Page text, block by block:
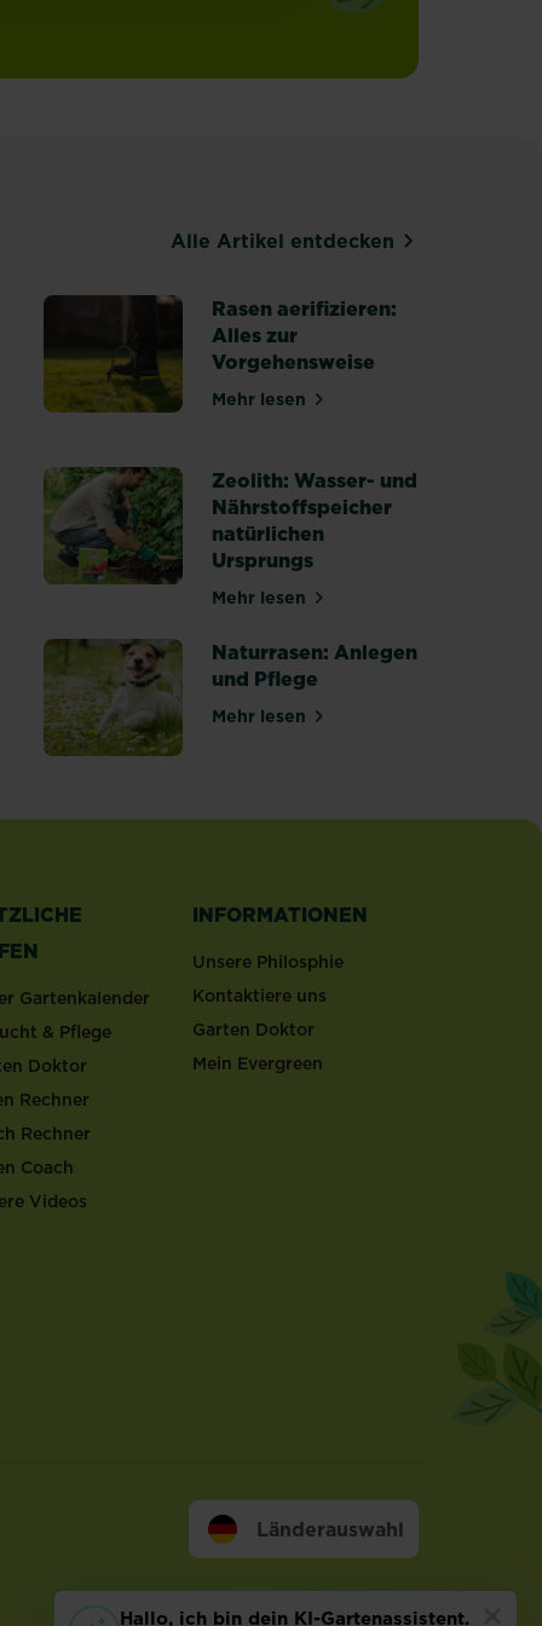
Alle Artikel entdecken
erkennen, behandeln und vorbeugen
Rasen aerifizieren:
Alles zur
Vorgehensweise
Mehr lesenüber Rasen aerifizieren: Alles
gesunden Rasen
Zeolith: Wasser- und
Nährstoffspeicher
natürlichen
Ursprungs
Mehr lesenüber Zeolith: Wasser- und
winterfest machen: Tipps & Anleitung
Naturrasen: Anlegen
und Pflege
Mehr lesenüber Naturrasen: Anlegen und
Gartenkalender
& Pflege
Doktor
Rechner
Rechner
Coach
Videos
INFORMATIONEN
Unsere Philosphie
Kontaktiere uns
Garten Doktor
Mein Evergreen
Länderauswahl